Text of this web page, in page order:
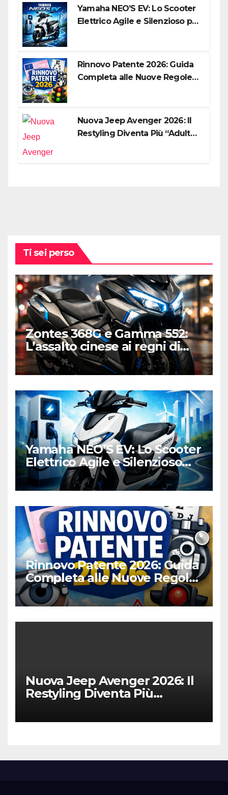
Yamaha NEO’S EV: Lo Scooter
Elettrico Agile e Silenzioso per
Rinnovo Patente 2026: Guida
Completa alle Nuove Regole,
Nuova Jeep Avenger 2026: Il
Restyling Diventa Più “Adulto”,
Ti sei perso
Zontes 368G e Gamma 552:
L’assalto cinese ai regni di
Honda e Yamaha
Yamaha NEO’S EV: Lo Scooter
Elettrico Agile e Silenzioso
per la Città
Rinnovo Patente 2026: Guida
Completa alle Nuove Regole,
Digitalizzazione e Costi
Nuova Jeep Avenger 2026: Il
Restyling Diventa Più
Fedele al DNA Off-Road